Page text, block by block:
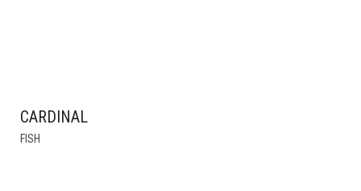
CARDINAL
FISH